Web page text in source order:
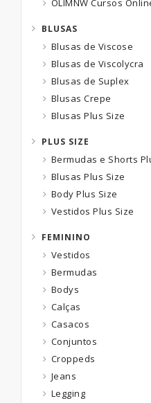
A marca também
revendedor não
quiser adquirir as
online via loja
possível conferir
fazer suas escolhas
de comprar
escolha é feita via
Veja Mais:
Venda de
OLIMNW Cursos
BLUSAS
Blusas de Viscose
Blusas de Viscolycra
Blusas de Suplex
Blusas Crepe
Blusas Plus Size
PLUS SIZE
Bermudas e Shorts
Blusas Plus Size
Body Plus Size
Vestidos Plus Size
FEMININO
Vestidos
Bermudas
Bodys
Calças
Casacos
Conjuntos
Croppeds
Jeans
Legging